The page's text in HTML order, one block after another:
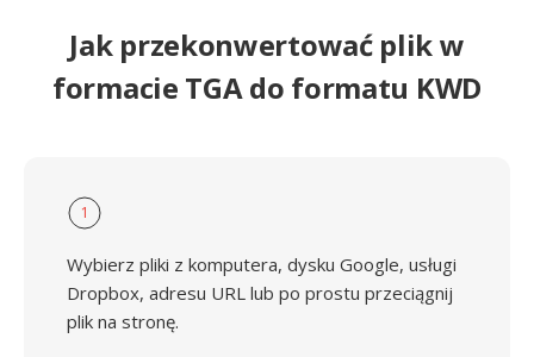
Jak przekonwertować plik w
formacie TGA do formatu KWD
1
Wybierz pliki z komputera, dysku Google, usługi
Dropbox, adresu URL lub po prostu przeciągnij
plik na stronę.